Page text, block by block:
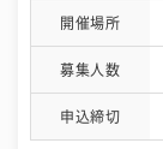
開催場所
募集人数
申込締切